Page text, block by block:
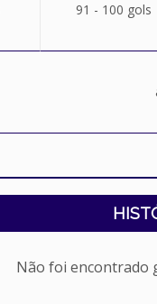
91 - 100 gols
Não foi encontrado